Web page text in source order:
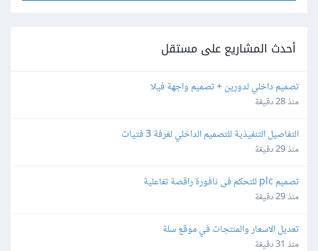
أحدث المشاريع على مستقل
تصميم داخلي لدورين + تصميم واجهة فيلا
منذ 28 دقيقة
التفاصيل التنفيذية للتصميم الداخلي لغرفة 3 فتيات
منذ 29 دقيقة
تصميم plc للتحكم فى نافورة راقصة تفاعلية
منذ 29 دقيقة
تعديل الاسعار والمنتجات في موقع سلة
منذ 31 دقيقة